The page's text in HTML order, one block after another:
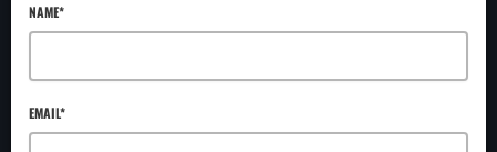
NAME*
EMAIL*